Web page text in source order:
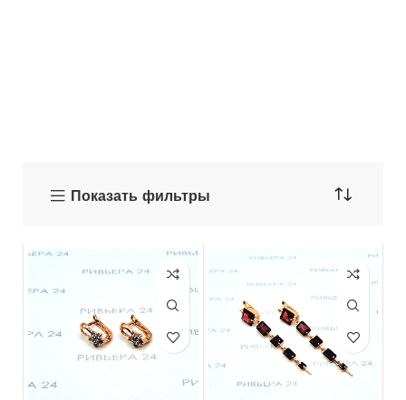
Показать фильтры